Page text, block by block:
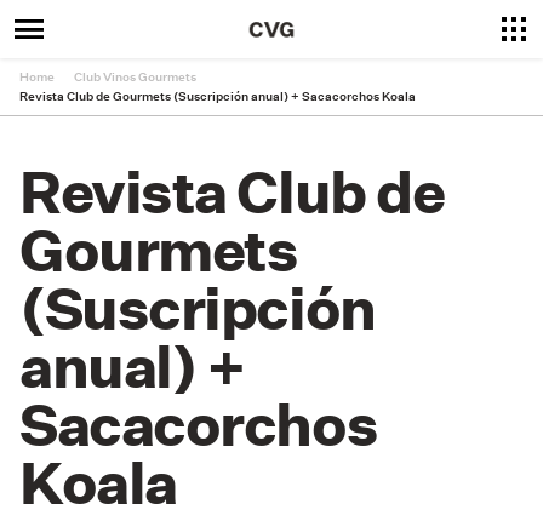
Home
Club Vinos Gourmets
Revista Club de Gourmets (Suscripción anual) + Sacacorchos Koala
Revista Club de
Gourmets
(Suscripción
anual) +
Sacacorchos
Koala